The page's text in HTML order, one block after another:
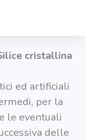
cristallina
ed artificiali
per la
le eventuali
delle